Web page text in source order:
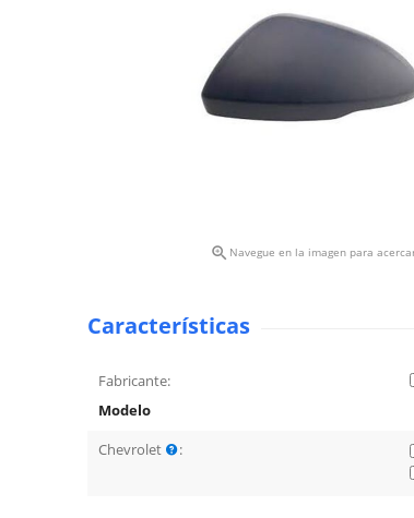
 Navegue en la imagen para
Características
Fabricante:
Modelo
Chevrolet
: